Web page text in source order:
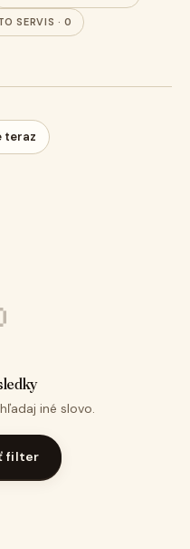
SERVIS · 0
teraz
iné slovo.
filter